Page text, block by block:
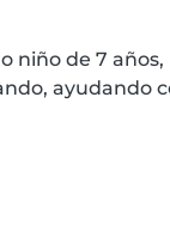
niño de 7
ayudando